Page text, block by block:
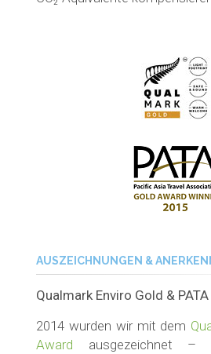
AUSZEICHNUNGEN &
Qualmark Enviro Gold &
2014 wurden wir mit dem
Award ausgezeichnet –